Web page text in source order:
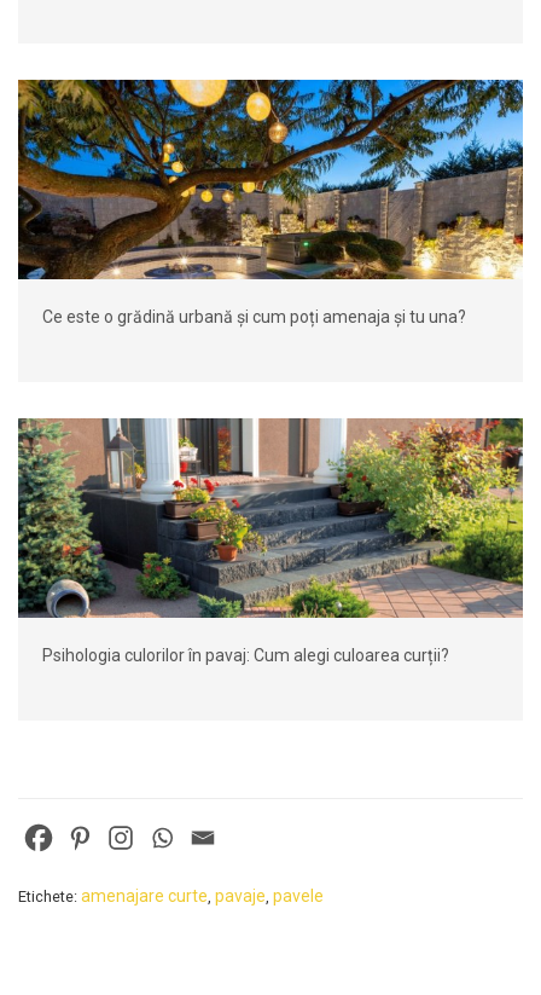
Ce este o grădină urbană și cum poți amenaja și tu una?
Psihologia culorilor în pavaj: Cum alegi culoarea curții?
Etichete: amenajare curte pavaje pavele